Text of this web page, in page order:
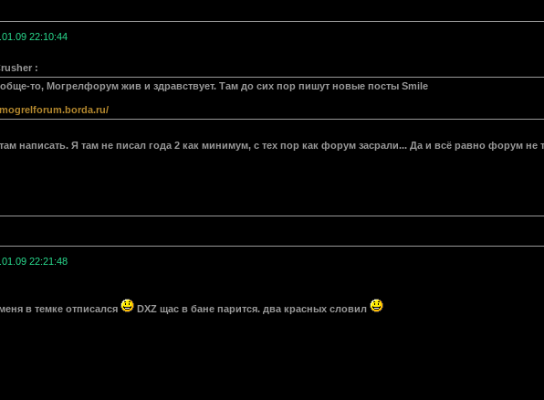
22:10:44
:
то, Могрелфорум жив и здравствует. Там до сих пор пишут новые посты Smile
написать. Я там не писал года 2 как минимум, с тех пор как форум засрали... Да и всё равно форум не
22:21:48
в темке отписался DXZ щас в бане парится. два красных словил